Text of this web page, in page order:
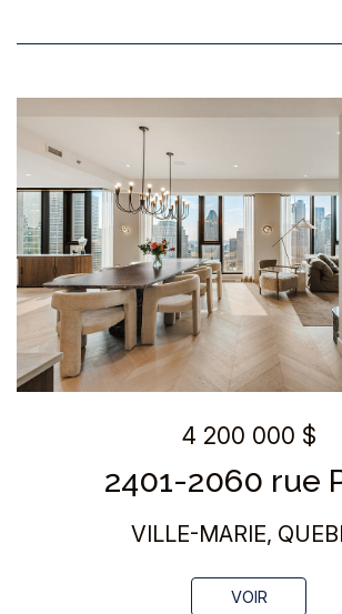
4 200 000 $
2401-2060 rue
VILLE-MARIE,
VOIR